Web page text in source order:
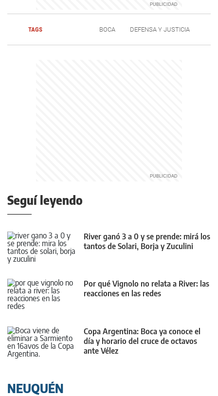
TAGS BOCA DEFENSA Y JUSTICIA
Seguí leyendo
River ganó 3 a 0 y se prende: mirá los
tantos de Solari, Borja y Zuculini
Por qué Vignolo no relata a River: las
reacciones en las redes
Copa Argentina: Boca ya conoce el
día y horario del cruce de octavos
ante Vélez
NEUQUÉN